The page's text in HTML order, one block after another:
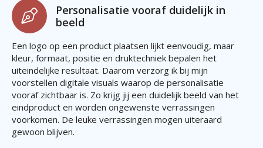
Personalisatie vooraf duidelijk in
beeld
Een logo op een product plaatsen lijkt eenvoudig, maar
kleur, formaat, positie en druktechniek bepalen het
uiteindelijke resultaat. Daarom verzorg ik bij mijn
voorstellen digitale visuals waarop de personalisatie
vooraf zichtbaar is. Zo krijg jij een duidelijk beeld van het
eindproduct en worden ongewenste verrassingen
voorkomen. De leuke verrassingen mogen uiteraard
gewoon blijven.